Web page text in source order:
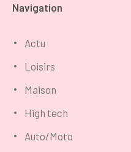
Navigation
Actu
Loisirs
Maison
High tech
Auto/Moto